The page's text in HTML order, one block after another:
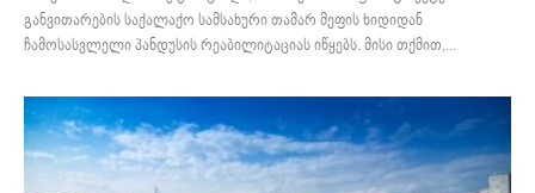
განვითარების საქალაქო სამსახური თამარ მეფის ხიდიდან
ჩამოსასვლელი პანდუსის რეაბილიტაციას იწყებს. მისი თქმით,...